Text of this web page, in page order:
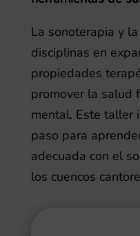
La sonoterapia y
disciplinas en
propiedades
promover la salud
mental. Este taller
paso para
adecuada con el
los cuencos